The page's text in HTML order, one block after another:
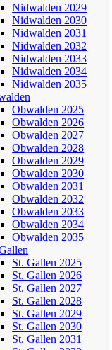
Nidwalden 2029
Nidwalden 2030
Nidwalden 2031
Nidwalden 2032
Nidwalden 2033
Nidwalden 2034
Nidwalden 2035
Obwalden 2025
Obwalden 2026
Obwalden 2027
Obwalden 2028
Obwalden 2029
Obwalden 2030
Obwalden 2031
Obwalden 2032
Obwalden 2033
Obwalden 2034
Obwalden 2035
St. Gallen 2025
St. Gallen 2026
St. Gallen 2027
St. Gallen 2028
St. Gallen 2029
St. Gallen 2030
St. Gallen 2031